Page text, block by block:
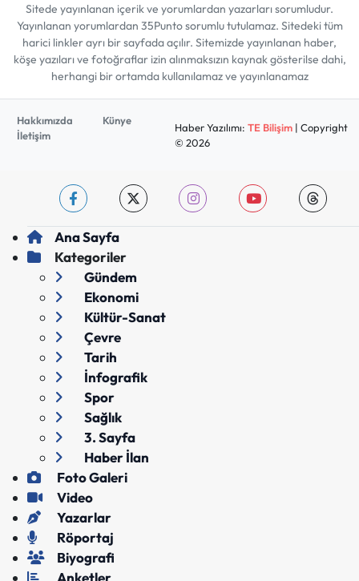
Sitede yayınlanan içerik ve yorumlardan yazarları sorumludur.
Yayınlanan yorumlardan 35Punto sorumlu tutulamaz. Sitedeki tüm
harici linkler ayrı bir sayfada açılır. Sitemizde yayınlanan haber,
köşe yazıları ve fotoğraflar izin alınmaksızın kaynak gösterilse dahi,
herhangi bir ortamda kullanılamaz ve yayınlanamaz
Hakkımızda
Künye
İletişim
Haber Yazılımı: TE Bilişim| Copyright
© 2026
Ana Sayfa
Kategoriler
Gündem
Ekonomi
Kültür-Sanat
Çevre
Tarih
İnfografik
Spor
Sağlık
3. Sayfa
Haber İlan
Foto Galeri
Video
Yazarlar
Röportaj
Biyografi
Anketler